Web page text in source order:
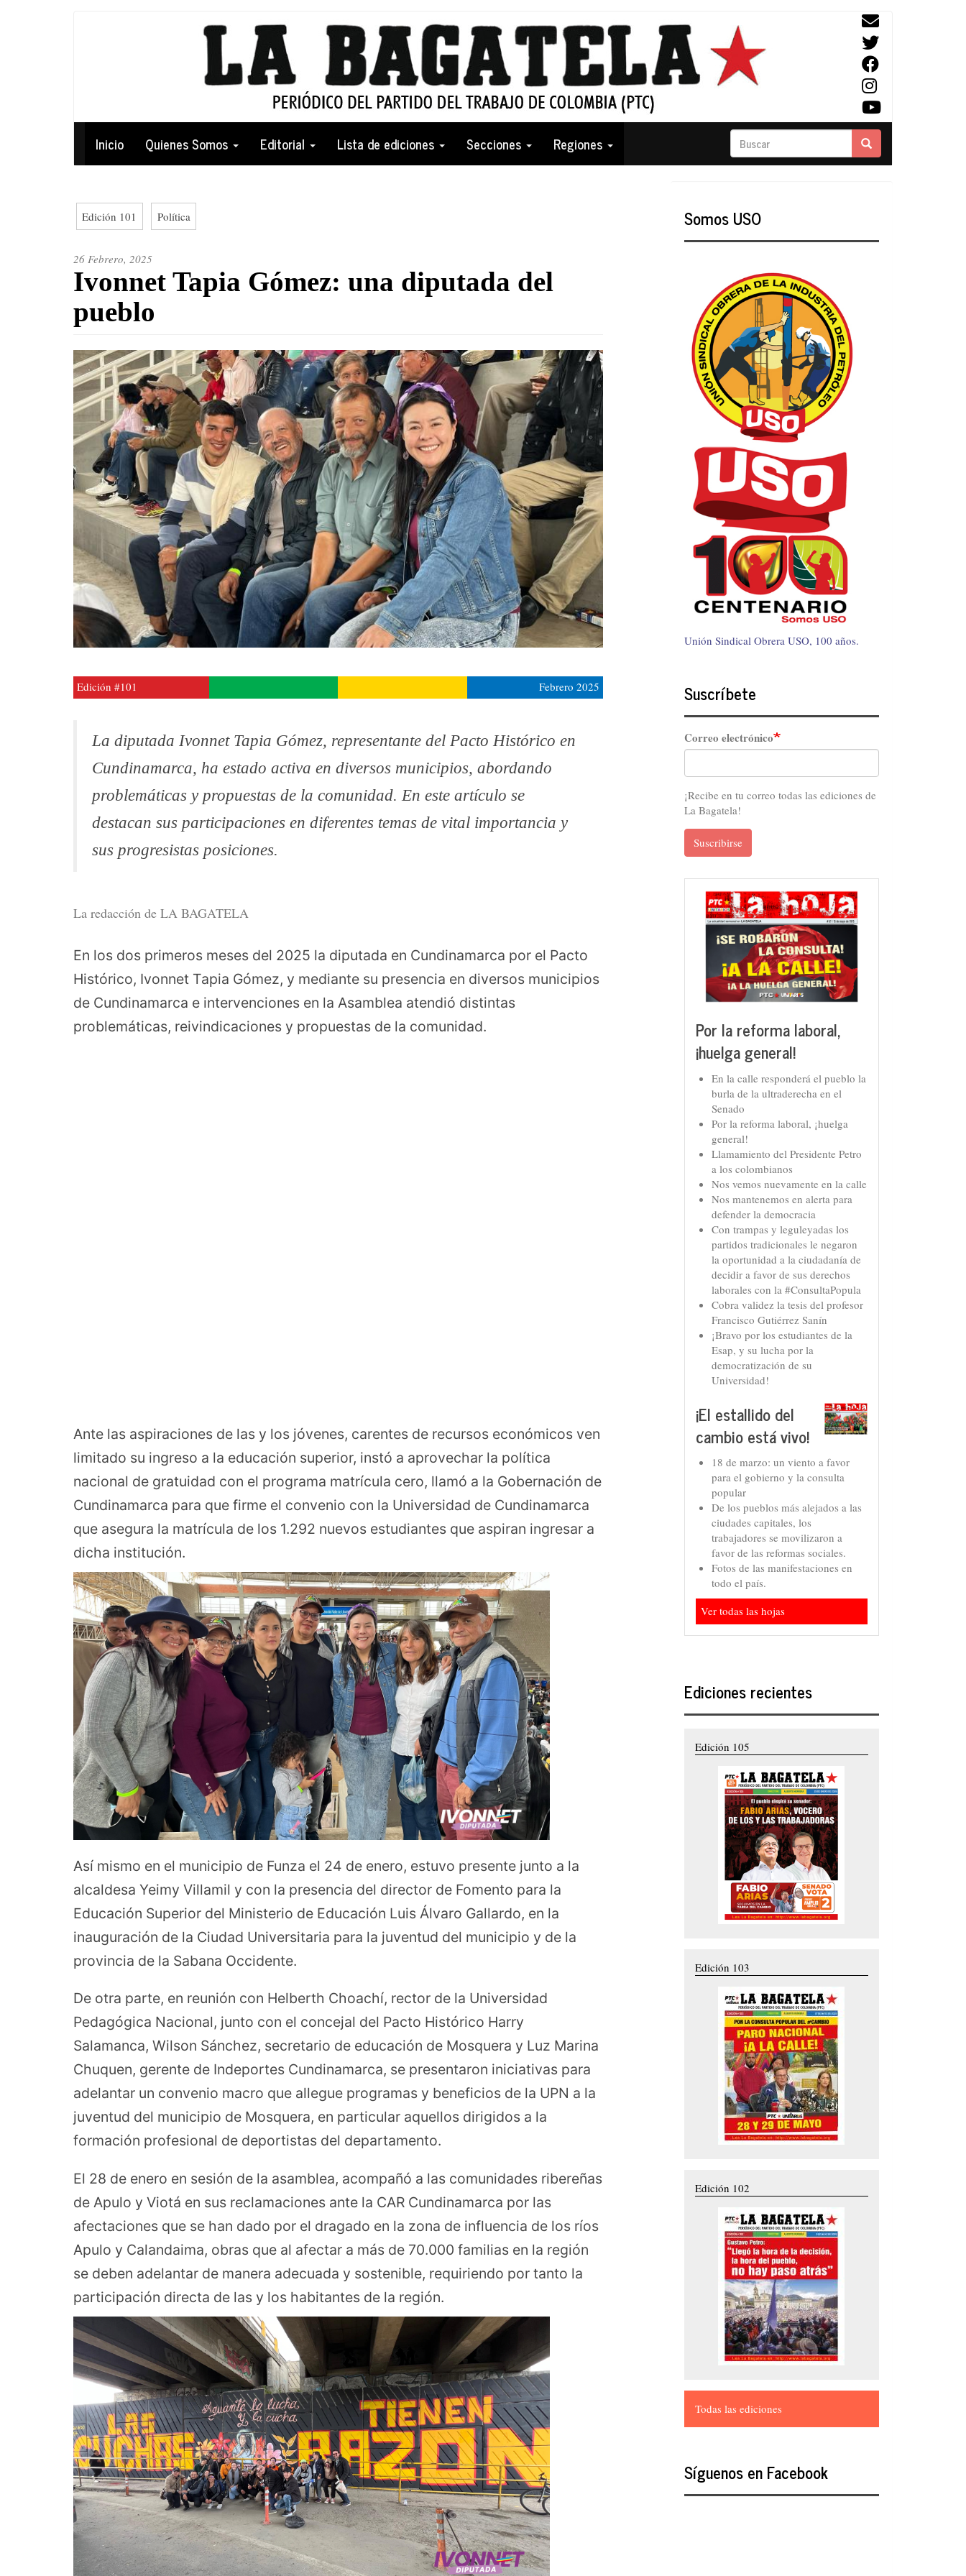
Navegación
principal
Inicio Quienes Somos Editorial Lista de ediciones Secciones Regiones Buscar Buscar
Edición 101 Política
26 Febrero, 2025
Ivonnet Tapia Gómez: una diputada del
pueblo
Edición #101 Febrero 2025
La diputada Ivonnet Tapia Gómez, representante del Pacto Histórico en
Cundinamarca, ha estado activa en diversos municipios, abordando
problemáticas y propuestas de la comunidad. En este artículo se
destacan sus participaciones en diferentes temas de vital importancia y
sus progresistas posiciones.
La redacción de LA BAGATELA
En los dos primeros meses del 2025 la diputada en Cundinamarca por el Pacto
Histórico, Ivonnet Tapia Gómez, y mediante su presencia en diversos municipios
de Cundinamarca e intervenciones en la Asamblea atendió distintas
problemáticas, reivindicaciones y propuestas de la comunidad.
Ante las aspiraciones de las y los jóvenes, carentes de recursos económicos ven
limitado su ingreso a la educación superior, instó a aprovechar la política
nacional de gratuidad con el programa matrícula cero, llamó a la Gobernación de
Cundinamarca para que firme el convenio con la Universidad de Cundinamarca
que asegura la matrícula de los 1.292 nuevos estudiantes que aspiran ingresar a
dicha institución.
Así mismo en el municipio de Funza el 24 de enero, estuvo presente junto a la
alcaldesa Yeimy Villamil y con la presencia del director de Fomento para la
Educación Superior del Ministerio de Educación Luis Álvaro Gallardo, en la
inauguración de la Ciudad Universitaria para la juventud del municipio y de la
provincia de la Sabana Occidente.
De otra parte, en reunión con Helberth Choachí, rector de la Universidad
Pedagógica Nacional, junto con el concejal del Pacto Histórico Harry
Salamanca, Wilson Sánchez, secretario de educación de Mosquera y Luz Marina
Chuquen, gerente de Indeportes Cundinamarca, se presentaron iniciativas para
adelantar un convenio macro que allegue programas y beneficios de la UPN a la
juventud del municipio de Mosquera, en particular aquellos dirigidos a la
formación profesional de deportistas del departamento.
El 28 de enero en sesión de la asamblea, acompañó a las comunidades ribereñas
de Apulo y Viotá en sus reclamaciones ante la CAR Cundinamarca por las
afectaciones que se han dado por el dragado en la zona de influencia de los ríos
Apulo y Calandaima, obras que al afectar a más de 70.000 familias en la región
se deben adelantar de manera adecuada y sostenible, requiriendo por tanto la
participación directa de las y los habitantes de la región.
Somos USO
Unión Sindical Obrera USO, 100 años.
Suscríbete
Correo electrónico
¡Recibe en tu correo todas las ediciones de
La Bagatela!
Suscribirse
Por la reforma laboral,
¡huelga general!
En la calle responderá el pueblo la
burla de la ultraderecha en el
Senado
Por la reforma laboral, ¡huelga
general!
Llamamiento del Presidente Petro
a los colombianos
Nos vemos nuevamente en la calle
Nos mantenemos en alerta para
defender la democracia
Con trampas y leguleyadas los
partidos tradicionales le negaron
la oportunidad a la ciudadanía de
decidir a favor de sus derechos
laborales con la #ConsultaPopula
Cobra validez la tesis del profesor
Francisco Gutiérrez Sanín
¡Bravo por los estudiantes de la
Esap, y su lucha por la
democratización de su
Universidad!
¡El estallido del
cambio está vivo!
18 de marzo: un viento a favor
para el gobierno y la consulta
popular
De los pueblos más alejados a las
ciudades capitales, los
trabajadores se movilizaron a
favor de las reformas sociales.
Fotos de las manifestaciones en
todo el país.
Ver todas las hojas
Ediciones recientes
Edición 105
Edición 103
Edición 102
Todas las ediciones
Síguenos en Facebook